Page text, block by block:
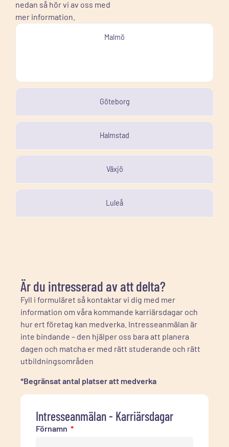
nedan så hör vi av oss med
mer information.
Malmö
Göteborg
Halmstad
Växjö
Luleå
Intresseanmälan - Karriärsdagar
Förnamn
Är du intresserad av att delta?
Fyll i formuläret så kontaktar vi dig med mer
information om våra kommande karriärsdagar och
hur ert företag kan medverka. Intresseanmälan är
inte bindande – den hjälper oss bara att planera
dagen och matcha er med rätt studerande och rätt
utbildningsområden
*Begränsat antal platser att medverka